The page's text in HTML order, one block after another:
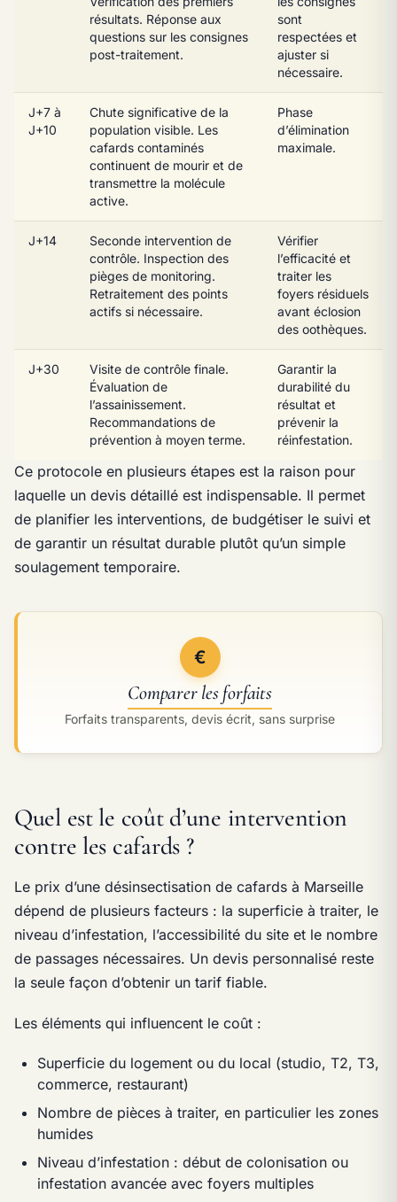
résultats. Réponse aux
questions sur les consignes
post-traitement.
sont
respectées et
ajuster si
nécessaire.
J+7 à
J+10
Chute significative de la
population visible. Les
cafards contaminés
continuent de mourir et de
transmettre la molécule
active.
Phase
d’élimination
maximale.
J+14
Seconde intervention de
contrôle. Inspection des
pièges de monitoring.
Retraitement des points
actifs si nécessaire.
Vérifier
l’efficacité et
traiter les
foyers résiduels
avant éclosion
des oothèques.
J+30
Visite de contrôle finale.
Évaluation de
l’assainissement.
Recommandations de
prévention à moyen terme.
Garantir la
durabilité du
résultat et
prévenir la
réinfestation.
Ce protocole en plusieurs étapes est la raison pour
laquelle un devis détaillé est indispensable. Il permet
de planifier les interventions, de budgétiser le suivi et
de garantir un résultat durable plutôt qu’un simple
soulagement temporaire.
€
Comparer les forfaits
Forfaits transparents, devis écrit, sans surprise
Quel est le coût d’une intervention
contre les cafards ?
Le prix d’une désinsectisation de cafards à Marseille
dépend de plusieurs facteurs : la superficie à traiter, le
niveau d’infestation, l’accessibilité du site et le nombre
de passages nécessaires. Un devis personnalisé reste
la seule façon d’obtenir un tarif fiable.
Les éléments qui influencent le coût :
Superficie du logement ou du local (studio, T2, T3,
commerce, restaurant)
Nombre de pièces à traiter, en particulier les zones
humides
Niveau d’infestation : début de colonisation ou
infestation avancée avec foyers multiples